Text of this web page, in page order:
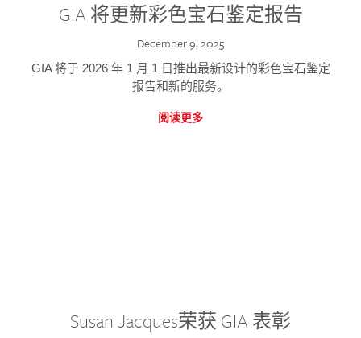
GIA 将更新彩色宝石鉴定报告
December 9, 2025
GIA 将于 2026 年 1 月 1 日推出最新设计的彩色宝石鉴定
报告和新的服务。
阅读更多
Susan Jacques荣获 GIA 表彰